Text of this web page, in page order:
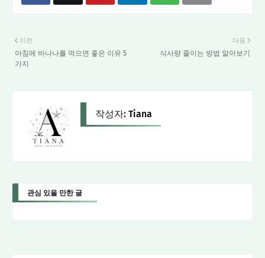
다음
식사량 줄이는 방법 알아보기
이전
아침에 바나나를 먹으면 좋은 이유 5
가지
작성자: Tiana
관심 있을 만한 글